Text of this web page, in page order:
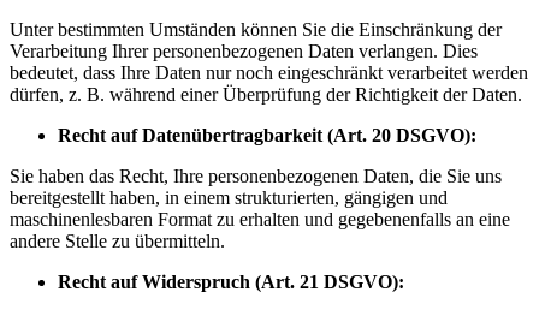
Unter bestimmten Umständen können Sie die Einschränkung der
Verarbeitung Ihrer personenbezogenen Daten verlangen. Dies
bedeutet, dass Ihre Daten nur noch eingeschränkt verarbeitet werden
dürfen, z. B. während einer Überprüfung der Richtigkeit der Daten.
Recht auf Datenübertragbarkeit (Art. 20 DSGVO):
Sie haben das Recht, Ihre personenbezogenen Daten, die Sie uns
bereitgestellt haben, in einem strukturierten, gängigen und
maschinenlesbaren Format zu erhalten und gegebenenfalls an eine
andere Stelle zu übermitteln.
Recht auf Widerspruch (Art. 21 DSGVO):